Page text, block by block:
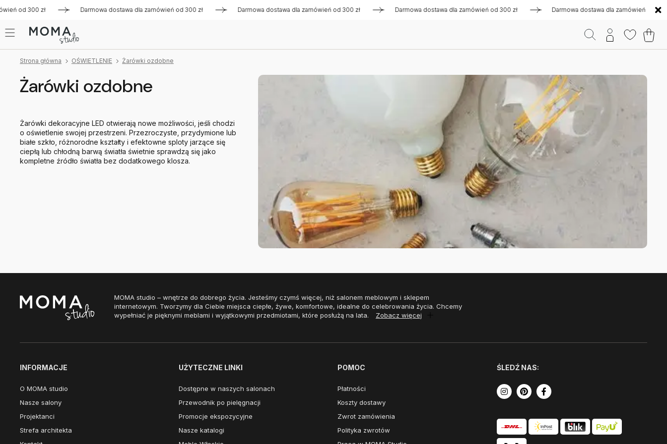
od 300 zł Darmowa dostawa dla zamówień od 300 zł Darmowa dostawa dla zamówień od 300 zł Darmowa dostawa dla zamówień od 300 zł Darmowa dostawa dla zamówień od 300
Strona główna OŚWIETLENIE Żarówki ozdobne
Żarówki ozdobne
Żarówki dekoracyjne LED otwierają nowe możliwości, jeśli chodzi
o oświetlenie swojej przestrzeni. Przezroczyste, przydymione lub
białe szkło, różnorodne kształty i efektowne sploty jarzące się
ciepłą lub chłodną barwą światła świetnie sprawdzą się jako
kompletne źródło światła bez dodatkowego klosza.
MOMA studio – wnętrze do dobrego życia. Jesteśmy czymś więcej, niż salonem meblowym i sklepem
internetowym. Tworzymy dla Ciebie miejsca ciepłe, żywe, komfortowe, idealne do celebrowania życia. Chcemy
wypełniać je pięknymi meblami i wyjątkowymi przedmiotami, które posłużą na lata.
Zobacz więcej
INFORMACJE
O MOMA studio
Nasze salony
Projektanci
Strefa architekta
UŻYTECZNE LINKI
Dostępne w naszych salonach
Przewodnik po pielęgnacji
Promocje ekspozycyjne
Nasze katalogi
POMOC
Płatności
Koszty dostawy
Zwrot zamówienia
Polityka zwrotów
ŚLEDŹ NAS: